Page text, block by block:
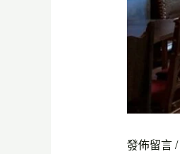
發佈留言/